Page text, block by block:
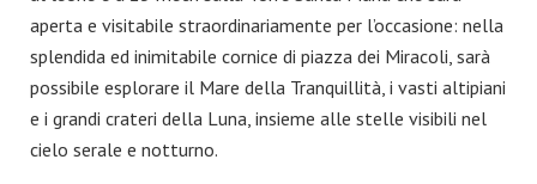
aperta e visitabile straordinariamente per l’occasione: nella
splendida ed inimitabile cornice di piazza dei Miracoli, sarà
possibile esplorare il Mare della Tranquillità, i vasti altipiani
e i grandi crateri della Luna, insieme alle stelle visibili nel
cielo serale e notturno.